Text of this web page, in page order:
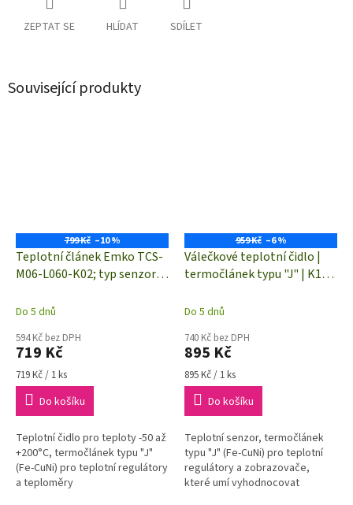
ZEPTAT SE HLÍDAT SDÍLET
Související produkty
799 Kč –10 %
Teplotní článek Emko TCS-
M06-L060-K02; typ senzoru
kabelu 2 m
Do 5 dnů
594 Kč bez DPH
719 Kč
Měrná
cena:
719 Kč / 1 ks
Do košíku
Teplotní čidlo pro teploty -50 až
+200°C, termočlánek typu "J"
(Fe-CuNi) pro teplotní regulátory
a teploměry
959 Kč –6 %
Válečkové teplotní čidlo |
termočlánek typu "J" | K1-
°C | kabel 2 m
Do 5 dnů
740 Kč bez DPH
895 Kč
Měrná
cena:
895 Kč / 1 ks
Do košíku
Teplotní senzor, termočlánek
typu "J" (Fe-CuNi) pro teplotní
regulátory a zobrazovače,
které umí vyhodnocovat